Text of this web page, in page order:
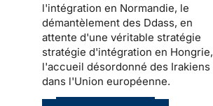
l'intégration en Normandie, le
démantèlement des Ddass, en
attente d'une véritable stratégie
stratégie d'intégration en Hongrie,
l'accueil désordonné des Irakiens
dans l'Union européenne.